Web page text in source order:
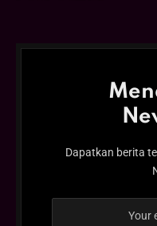
Dapatkan berita